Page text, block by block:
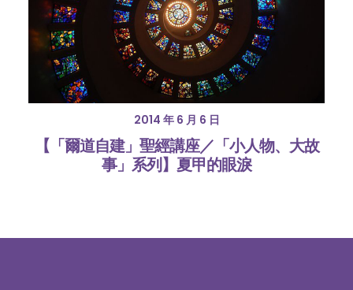
2014 年 6 月 6 日
【「爾道自建」聖經講座／「小人物、大故
事」系列】夏甲的眼淚